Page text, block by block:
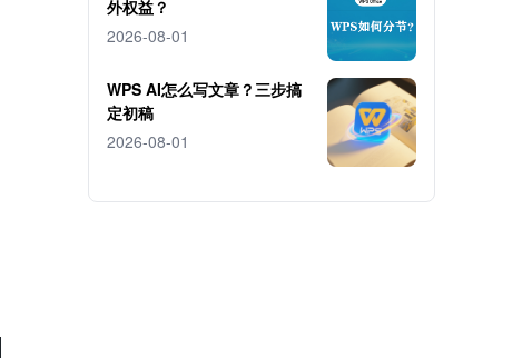
外权益？
2026-08-01
WPS AI怎么写文章？三步搞
定初稿
2026-08-01